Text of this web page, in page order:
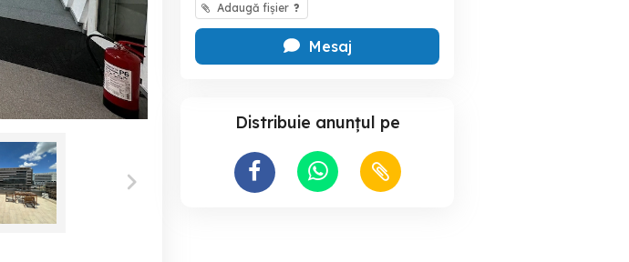
Adaugă fișier ?
Mesaj
Distribuie anunțul pe